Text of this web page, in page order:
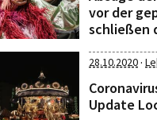
vor der
schließen
28.10.2020·
Update